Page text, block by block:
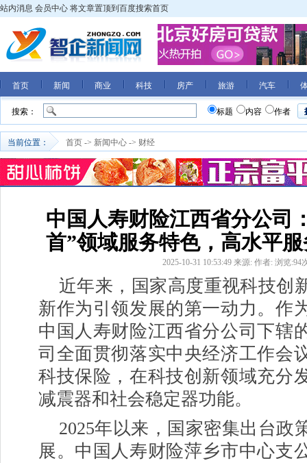
站内消息 会员中心 将文章置顶到百度搜索首页
首页 新闻 商业 科技 房产 旅游 汽车
搜索： 标题 内容 作者
当前位置： 首页 -> 新闻中心 -> 财经
中国人寿财险江西省分公司
首”领域服务特色，高水平
2025-10-31 10:53:49 来源: 作者: 浏览:94
近年来，国家高度重视科技创
新作为引领发展的第一动力。作
中国人寿财险江西省分公司下辖
司全面贯彻落实中央经济工作会
科技保险，在科技创新领域充分
减震器和社会稳定器功能。
2025年以来，国家密集出台政
展。中国人寿财险萍乡市中心支